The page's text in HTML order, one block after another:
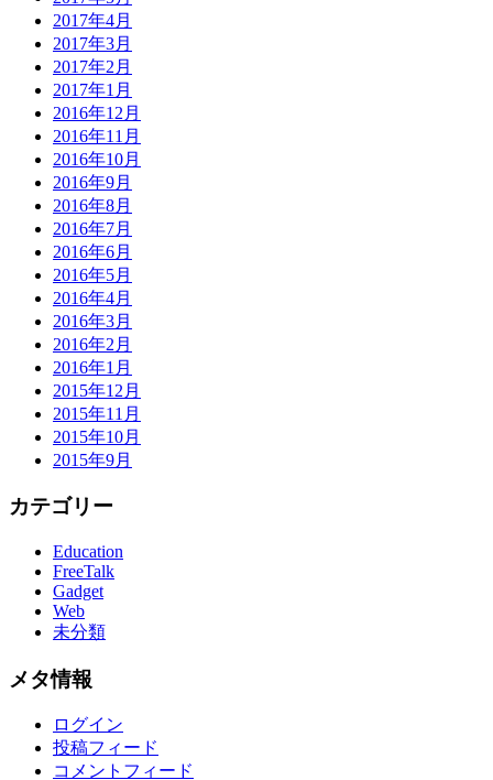
2017年4月
2017年3月
2017年2月
2017年1月
2016年12月
2016年11月
2016年10月
2016年9月
2016年8月
2016年7月
2016年6月
2016年5月
2016年4月
2016年3月
2016年2月
2016年1月
2015年12月
2015年11月
2015年10月
2015年9月
カテゴリー
Education
FreeTalk
Gadget
Web
未分類
メタ情報
ログイン
投稿フィード
コメントフィード